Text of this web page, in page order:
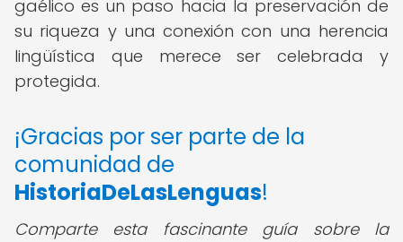
gaélico es un paso hacia la preservación de
su riqueza y una conexión con una herencia
lingüística que merece ser celebrada y
protegida.
¡Gracias por ser parte de la
comunidad de
HistoriaDeLasLenguas!
Comparte esta fascinante guía sobre la